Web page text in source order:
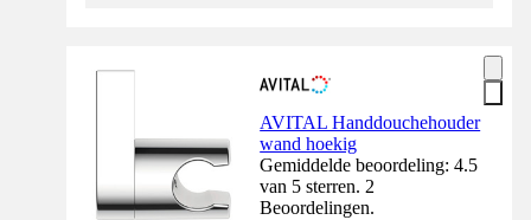
AVITAL Handdouchehouder
wand hoekig
Gemiddelde beoordeling: 4.5
van 5 sterren. 2
Beoordelingen.